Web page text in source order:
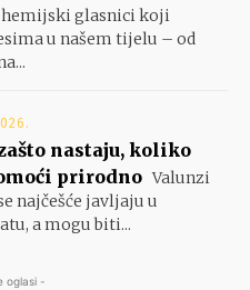
glasnici koji
u našem tijelu – od
nastaju, koliko
prirodno Valunzi
najčešće javljaju u
a mogu biti...
oglasi -